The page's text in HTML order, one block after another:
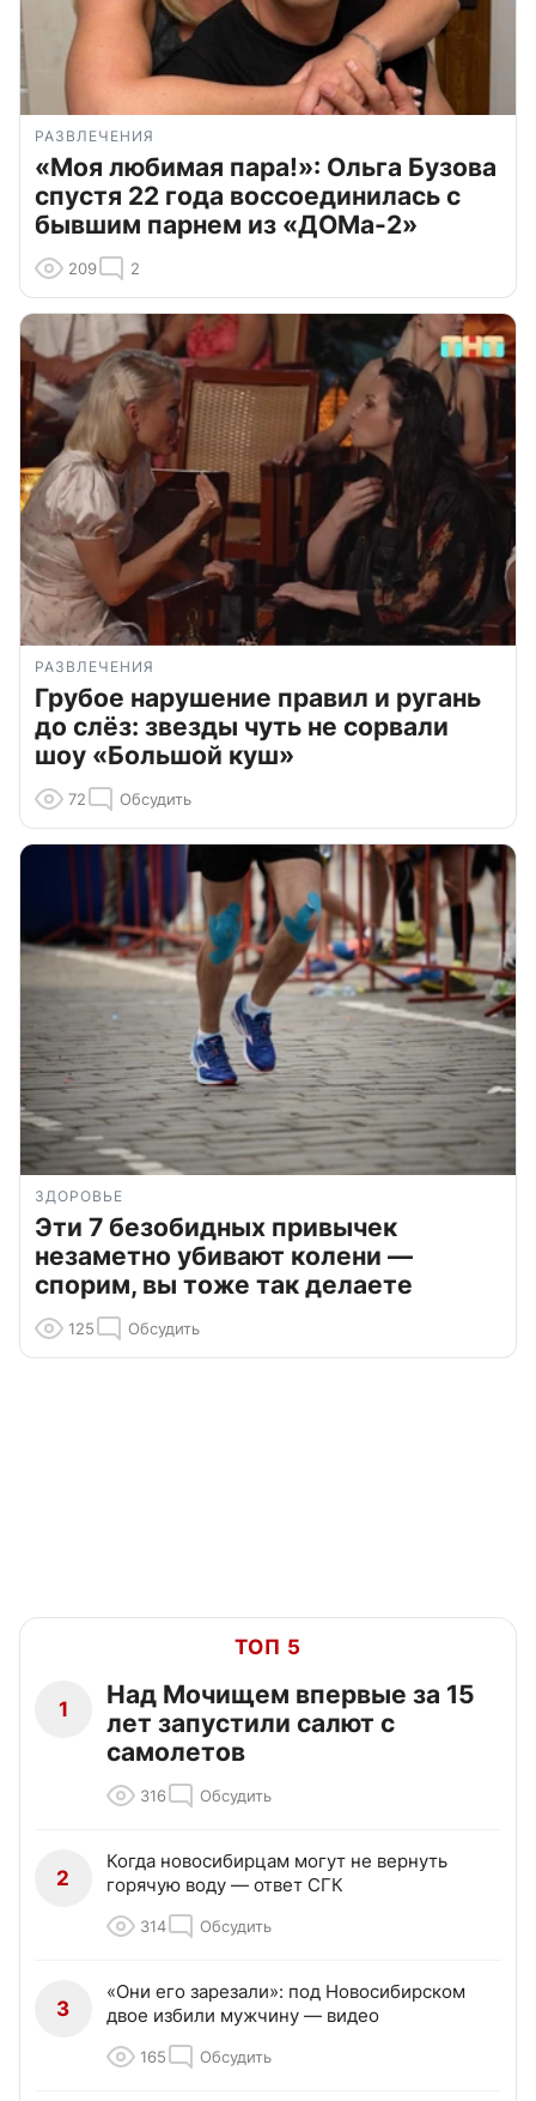
РАЗВЛЕЧЕНИЯ
«Моя любимая пара!»: Ольга Бузова
спустя 22 года воссоединилась с
бывшим парнем из «ДОМа-2»
209 2
РАЗВЛЕЧЕНИЯ
Грубое нарушение правил и ругань
до слёз: звезды чуть не сорвали
шоу «Большой куш»
72 Обсудить
ЗДОРОВЬЕ
Эти 7 безобидных привычек
незаметно убивают колени —
спорим, вы тоже так делаете
125 Обсудить
ТОП 5
1
Над Мочищем впервые за 15
лет запустили салют с
самолетов
316 Обсудить
2
Когда новосибирцам могут не вернуть
горячую воду — ответ СГК
314 Обсудить
3
«Они его зарезали»: под Новосибирском
двое избили мужчину — видео
165 Обсудить